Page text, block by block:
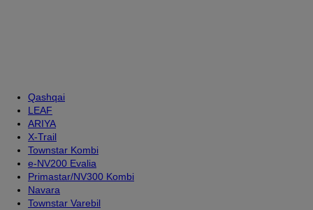
Qashqai
LEAF
ARIYA
X-Trail
Townstar Kombi
e-NV200 Evalia
Primastar/NV300 Kombi
Navara
Townstar Varebil